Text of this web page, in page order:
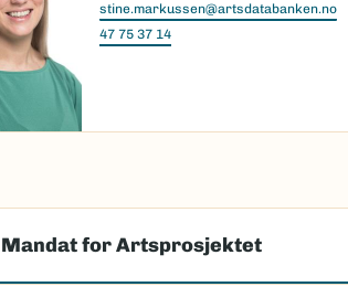
stine.markussen@artsdatabanken.no
47 75 37 14
Mandat for Artsprosjektet